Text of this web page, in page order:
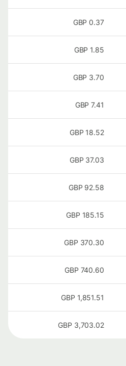
0.37
GBP
1.85
GBP
3.70
GBP
7.41
GBP
18.52
GBP
37.03
GBP
92.58
GBP
185.15
GBP
370.30
GBP
740.60
GBP
1,851.51
GBP
3,703.02
GBP